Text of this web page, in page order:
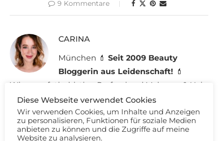
9 Kommentare
CARINA
München 💄 Seit 2009 Beauty
Bloggerin aus Leidenschaft! 💄
Wimpernfetischistin - Professional Make-up & Hair
Artist - Weltreisende
Diese Webseite verwendet Cookies
Wir verwenden Cookies, um Inhalte und Anzeigen
zu personalisieren, Funktionen für soziale Medien
anbieten zu können und die Zugriffe auf meine
Website zu analysieren.